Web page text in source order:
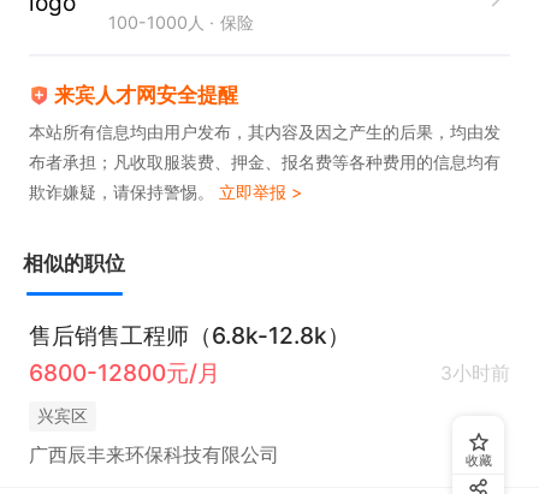
100-1000人 保险
来宾人才网安全提醒
本站所有信息均由用户发布，其内容及因之产生的后果，均由发
布者承担；凡收取服装费、押金、报名费等各种费用的信息均有
欺诈嫌疑，请保持警惕。 立即举报 >
相似的职位
售后销售工程师（6.8k-12.8k）
6800-12800元/月
3小时前
兴宾区
广西辰丰来环保科技有限公司 收藏